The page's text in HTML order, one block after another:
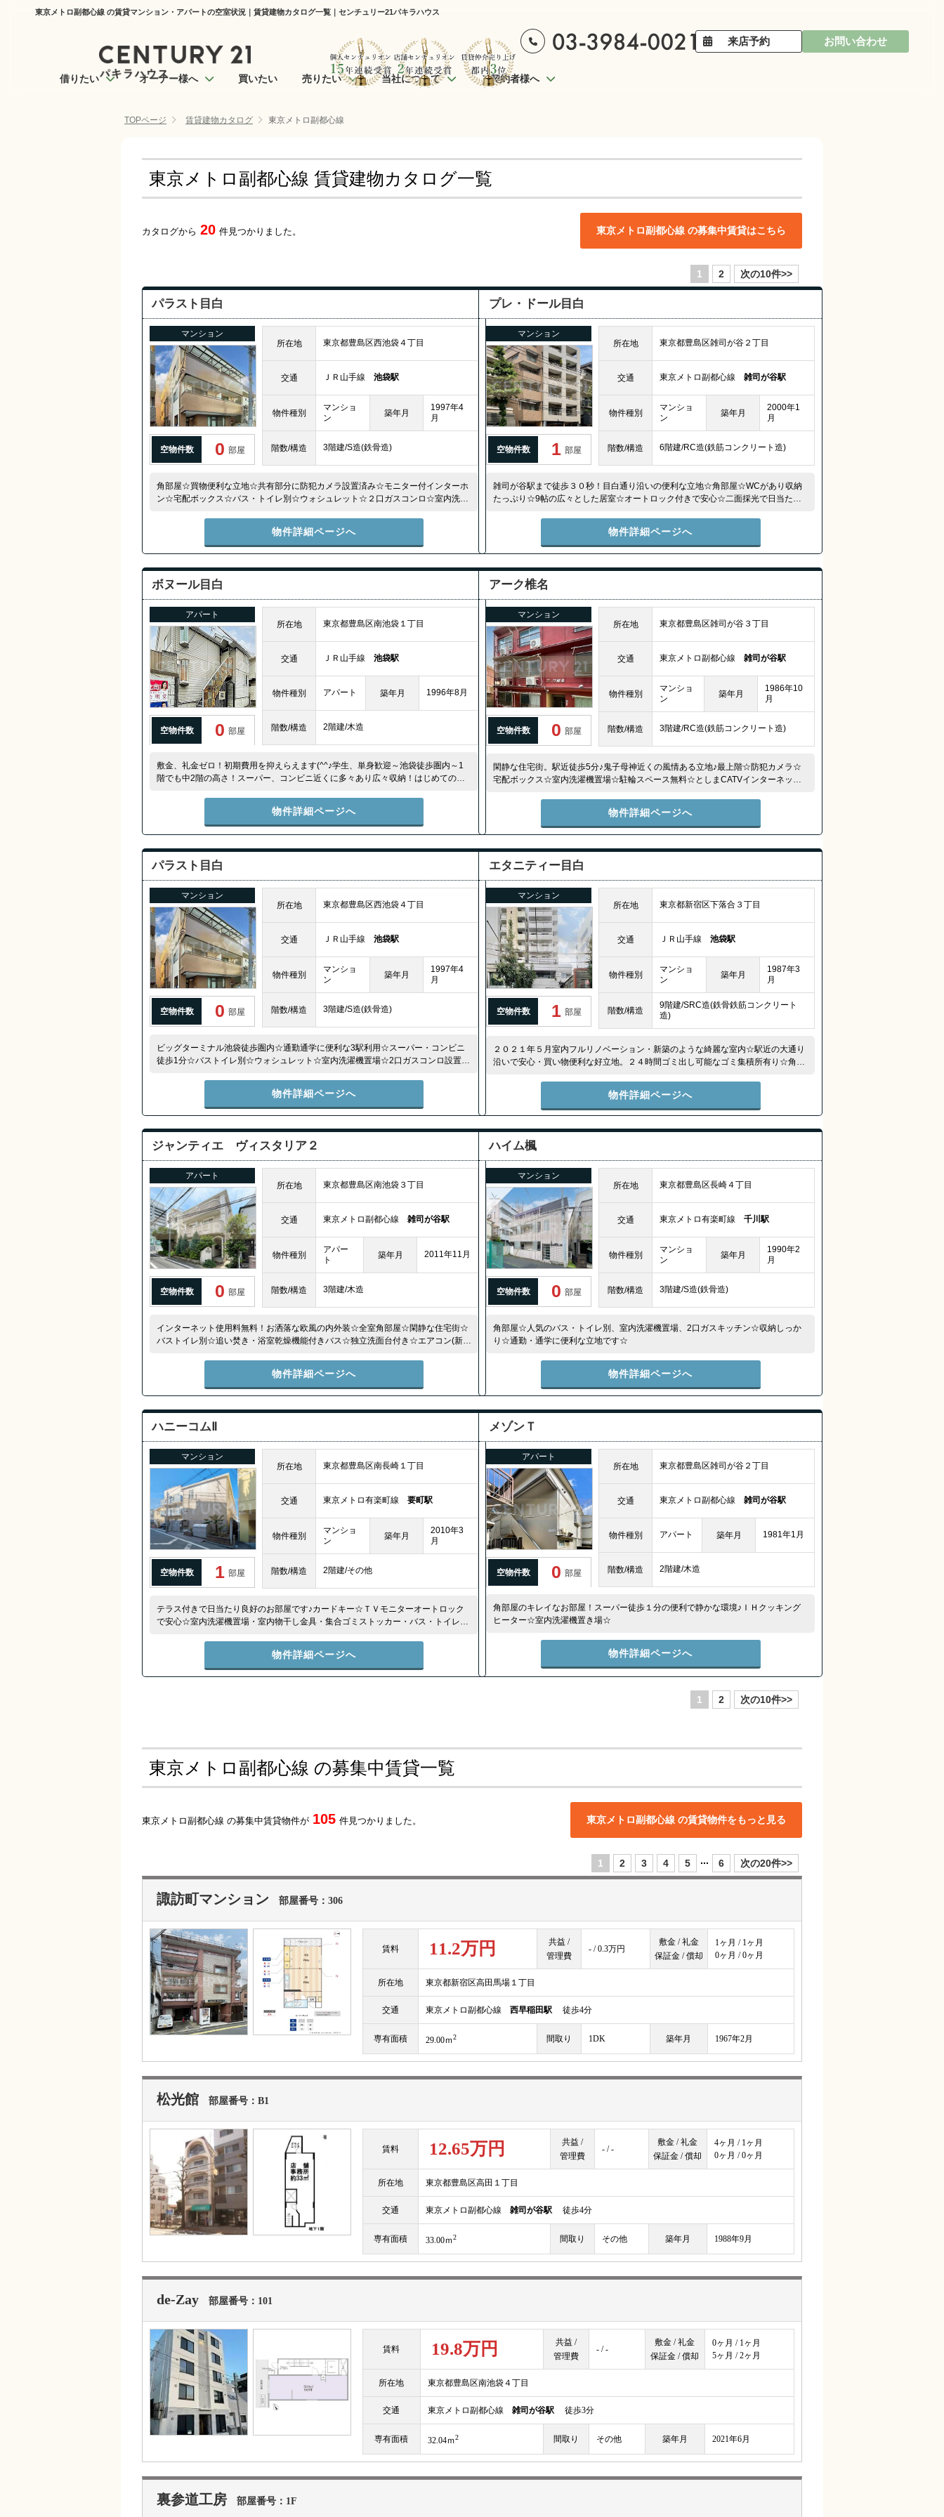
東京メトロ副都心線 の賃貸マンション・アパートの空室状況｜賃貸建物カタログ一覧｜センチュリー21パキラハウス
来店予約 お問い合わせ
借りたい オーナー様へ 買いたい 売りたい 当社について ご契約者様へ
TOPページ 賃貸建物カタログ 東京メトロ副都心線
東京メトロ副都心線 賃貸建物カタログ一覧
カタログから 20 件見つかりました。 東京メトロ副都心線 の募集中賃貸はこちら
1 2 次の10件>>
パラスト目白
マンション
空物件数 0 部屋
所在地 東京都豊島区西池袋４丁目
交通 ＪＲ山手線 池袋駅
物件種別
マンショ
ン
築年月
1997年4
月
階数/構造 3階建/S造(鉄骨造)
角部屋☆買物便利な立地☆共有部分に防犯カメラ設置済み☆モニター付インターホ
ン☆宅配ボックス☆バス・トイレ別☆ウォシュレット☆２口ガスコンロ☆室内洗濯
物件詳細ページへ
プレ・ドール目白
マンション
空物件数 1 部屋
所在地 東京都豊島区雑司が谷２丁目
交通 東京メトロ副都心線雑司が谷駅
物件種別
マンショ
ン
築年月
2000年1
月
階数/構造 6階建/RC造(鉄筋コンクリート造)
雑司が谷駅まで徒歩３０秒！目白通り沿いの便利な立地☆角部屋☆WCがあり収納
たっぷり☆9帖の広々とした居室☆オートロック付きで安心☆二面採光で日当たり・
物件詳細ページへ
ボヌール目白
アパート
空物件数 0 部屋
所在地 東京都豊島区南池袋１丁目
交通 ＪＲ山手線 池袋駅
物件種別 アパート 築年月 1996年8月
階数/構造 2階建/木造
敷金、礼金ゼロ！初期費用を抑えらえます(^^♪学生、単身歓迎～池袋徒歩圏内～1
階でも中2階の高さ！スーパー、コンビニ近くに多々あり広々収納！はじめての一
物件詳細ページへ
アーク椎名
マンション
空物件数 0 部屋
所在地 東京都豊島区雑司が谷３丁目
交通 東京メトロ副都心線雑司が谷駅
物件種別
マンショ
ン
築年月
1986年10
月
階数/構造 3階建/RC造(鉄筋コンクリート造)
閑静な住宅街。駅近徒歩5分♪鬼子母神近くの風情ある立地♪最上階☆防犯カメラ☆
宅配ボックス☆室内洗濯機置場☆駐輪スペース無料☆としまCATVインターネット
物件詳細ページへ
パラスト目白
マンション
空物件数 0 部屋
所在地 東京都豊島区西池袋４丁目
交通 ＪＲ山手線 池袋駅
物件種別
マンショ
ン
築年月
1997年4
月
階数/構造 3階建/S造(鉄骨造)
ビッグターミナル池袋徒歩圏内☆通勤通学に便利な3駅利用☆スーパー・コンビニ
徒歩1分☆バストイレ別☆ウォシュレット☆室内洗濯機置場☆2口ガスコンロ設置済
物件詳細ページへ
エタニティー目白
マンション
空物件数 1 部屋
所在地 東京都新宿区下落合３丁目
交通 ＪＲ山手線池袋駅
物件種別
マンショ
ン
築年月
1987年3
月
階数/構造
9階建/SRC造(鉄骨鉄筋コンクリート
造)
２０２１年５月室内フルリノベーション・新築のような綺麗な室内☆駅近の大通り
沿いで安心・買い物便利な好立地。２４時間ゴミ出し可能なゴミ集積所有り☆角部
物件詳細ページへ
ジャンティエ ヴィスタリア２
アパート
空物件数 0 部屋
所在地 東京都豊島区南池袋３丁目
交通 東京メトロ副都心線 雑司が谷駅
物件種別
アパー
ト
築年月 2011年11月
階数/構造 3階建/木造
インターネット使用料無料！お洒落な欧風の内外装☆全室角部屋☆閑静な住宅街☆
バストイレ別☆追い焚き・浴室乾燥機能付きバス☆独立洗面台付き☆エアコン(新
物件詳細ページへ
ハイム楓
マンション
空物件数 0 部屋
所在地 東京都豊島区長崎４丁目
交通 東京メトロ有楽町線千川駅
物件種別
マンショ
ン
築年月
1990年2
月
階数/構造 3階建/S造(鉄骨造)
角部屋☆人気のバス・トイレ別、室内洗濯機置場、2口ガスキッチン☆収納しっか
り☆通勤・通学に便利な立地です☆
物件詳細ページへ
ハニーコムⅡ
マンション
空物件数 1 部屋
所在地 東京都豊島区南長崎１丁目
交通 東京メトロ有楽町線 要町駅
物件種別
マンショ
ン
築年月
2010年3
月
階数/構造 2階建/その他
テラス付きで日当たり良好のお部屋です♪カードキー☆ＴＶモニターオートロック
で安心☆室内洗濯機置場・室内物干し金具・集合ゴミストッカー・バス・トイレ
物件詳細ページへ
メゾンＴ
アパート
空物件数 0 部屋
所在地 東京都豊島区雑司が谷２丁目
交通 東京メトロ副都心線雑司が谷駅
物件種別 アパート 築年月 1981年1月
階数/構造 2階建/木造
角部屋のキレイなお部屋！スーパー徒歩１分の便利で静かな環境♪ＩＨクッキング
ヒーター☆室内洗濯機置き場☆
物件詳細ページへ
1 2 次の10件>>
東京メトロ副都心線 の募集中賃貸一覧
東京メトロ副都心線 の募集中賃貸物件が 105 件見つかりました。 東京メトロ副都心線 の賃貸物件をもっと見る
1 2 3 4 5 ... 6 次の20件>>
諏訪町マンション 部屋番号：306
賃料 11.2万円
共益 /
管理費
- / 0.3万円
敷金 / 礼金
保証金 / 償却
1ヶ月 / 1ヶ月
0ヶ月 / 0ヶ月
所在地 東京都新宿区高田馬場１丁目
交通 東京メトロ副都心線 西早稲田駅徒歩4分
専有面積 29.00ｍ2 間取り 1DK 築年月 1967年2月
松光館 部屋番号：B1
賃料 12.65万円
共益 /
管理費
- / -
敷金 / 礼金
保証金 / 償却
4ヶ月 / 1ヶ月
0ヶ月 / 0ヶ月
所在地 東京都豊島区高田１丁目
交通 東京メトロ副都心線 雑司が谷駅徒歩4分
専有面積 33.00ｍ2 間取り その他 築年月 1988年9月
de-Zay 部屋番号：101
賃料 19.8万円
共益 /
管理費
- / -
敷金 / 礼金
保証金 / 償却
0ヶ月 / 1ヶ月
5ヶ月 / 2ヶ月
所在地 東京都豊島区南池袋４丁目
交通 東京メトロ副都心線 雑司が谷駅徒歩3分
専有面積 32.04ｍ2 間取り その他 築年月 2021年6月
裏参道工房 部屋番号：1F